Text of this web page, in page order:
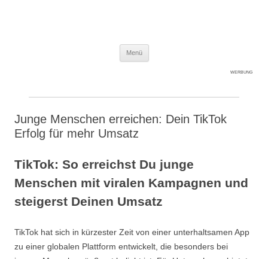
Menü
WERBUNG
Junge Menschen erreichen: Dein TikTok
Erfolg für mehr Umsatz
TikTok: So erreichst Du junge
Menschen mit viralen Kampagnen und
steigerst Deinen Umsatz
TikTok hat sich in kürzester Zeit von einer unterhaltsamen App
zu einer globalen Plattform entwickelt, die besonders bei